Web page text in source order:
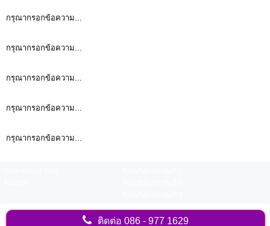
กรุณากรอกข้อความ...
กรุณากรอกข้อความ...
กรุณากรอกข้อความ...
กรุณากรอกข้อความ...
กรุณากรอกข้อความ...
ติดต่อ 086 - 977 1629